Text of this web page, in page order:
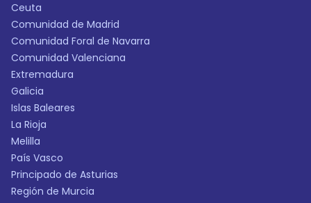
Ceuta
Comunidad de Madrid
Comunidad Foral de Navarra
Comunidad Valenciana
Extremadura
Galicia
Islas Baleares
La Rioja
Melilla
País Vasco
Principado de Asturias
Región de Murcia